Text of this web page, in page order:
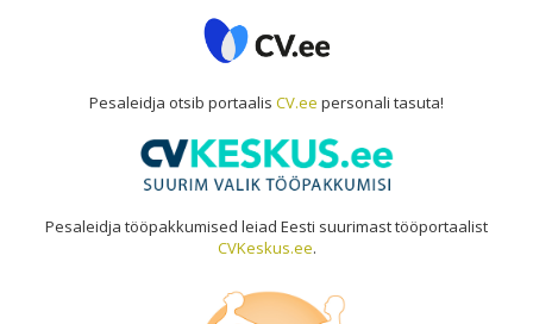
Pesaleidja otsib portaalis CV.ee personali tasuta!
Pesaleidja tööpakkumised leiad Eesti suurimast tööportaalist
CVKeskus.ee.